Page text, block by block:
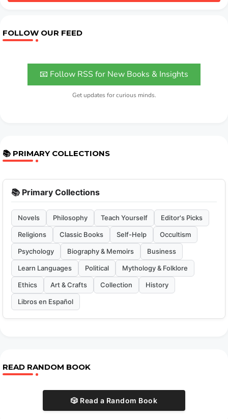
FOLLOW OUR FEED
📧 Follow RSS for New Books & Insights
Get updates for curious minds.
📚 PRIMARY COLLECTIONS
📚 Primary Collections
Novels Philosophy Teach Yourself Editor's Picks
Religions Classic Books Self-Help Occultism
Psychology Biography & Memoirs Business
Learn Languages Political Mythology & Folklore
Ethics Art & Crafts Collection History
Libros en Español
READ RANDOM BOOK
🎲 Read a Random Book